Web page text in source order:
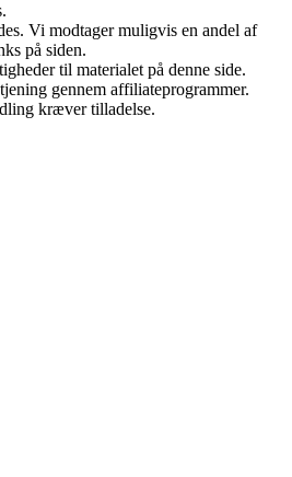
Vi modtager muligvis en andel af
på siden.
til materialet på denne side.
gennem affiliateprogrammer.
kræver tilladelse.